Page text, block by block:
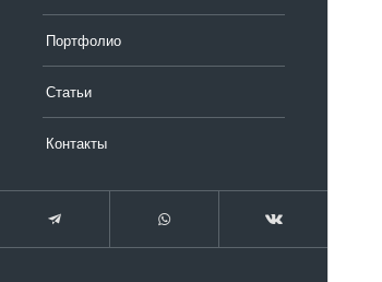
Портфолио
Статьи
Контакты